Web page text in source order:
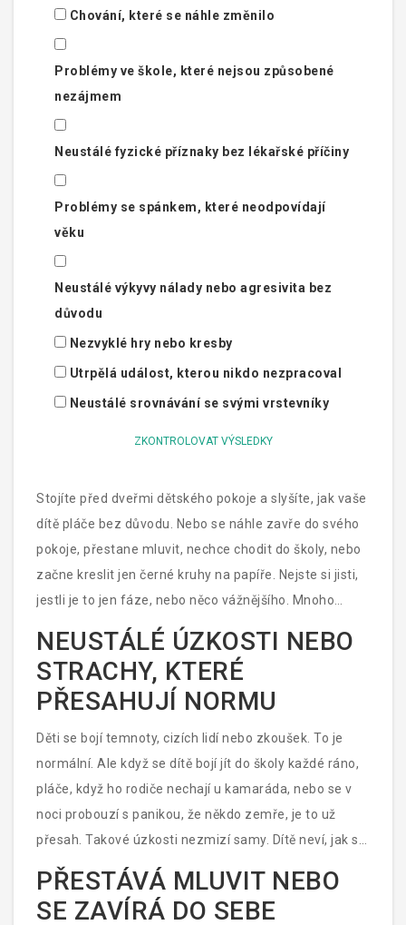
Chování, které se náhle změnilo
Problémy ve škole, které nejsou způsobené
nezájmem
Neustálé fyzické příznaky bez lékařské příčiny
Problémy se spánkem, které neodpovídají
věku
Neustálé výkyvy nálady nebo agresivita bez
důvodu
Nezvyklé hry nebo kresby
Utrpělá událost, kterou nikdo nezpracoval
Neustálé srovnávání se svými vrstevníky
ZKONTROLOVAT VÝSLEDKY
Stojíte před dveřmi dětského pokoje a slyšíte, jak vaše
dítě pláče bez důvodu. Nebo se náhle zavře do svého
pokoje, přestane mluvit, nechce chodit do školy, nebo
začne kreslit jen černé kruhy na papíře. Nejste si jisti,
jestli je to jen fáze, nebo něco vážnějšího. Mnoho
rodičů si říká: „Je to jen dětská fáze“, ale někdy to není
fáze - je to křik o pomoc. A psycholog může být ten,
kdo slyší ten křik.
NEUSTÁLÉ ÚZKOSTI NEBO
STRACHY, KTERÉ
PŘESAHUJÍ NORMU
Děti se bojí temnoty, cizích lidí nebo zkoušek. To je
normální. Ale když se dítě bojí jít do školy každé ráno,
pláče, když ho rodiče nechají u kamaráda, nebo se v
noci probouzí s panikou, že někdo zemře, je to už
přesah. Takové úzkosti nezmizí samy. Dítě neví, jak s
nimi naložit, a začíná se vyhýbat všemu, co ho
vyrušuje. Pokud se tyto strachy drží déle než šest
týdnů a omezují běžný život - jíst, spát, být s kamarády
PŘESTÁVÁ MLUVIT NEBO
SE ZAVÍRÁ DO SEBE